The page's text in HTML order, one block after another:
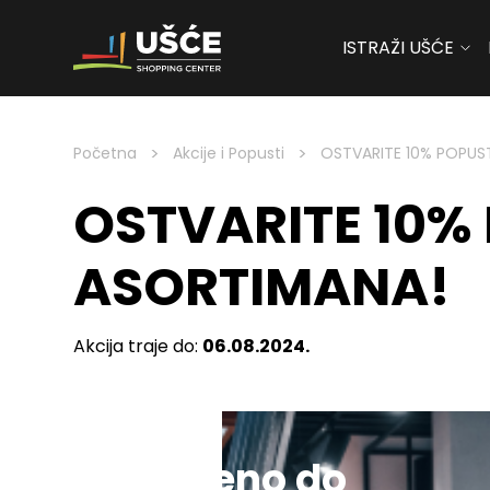
Skip to content
ISTRAŽI UŠĆE
Početna > Akcije i Popusti > OSTVARITE 10%
OSTVARITE
ASORTIMANA!
Akcija traje do: 06.08.2024.